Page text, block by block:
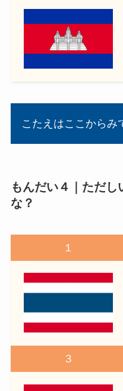
こたえはここからみ
もんだい４｜ただ
な？
１
３